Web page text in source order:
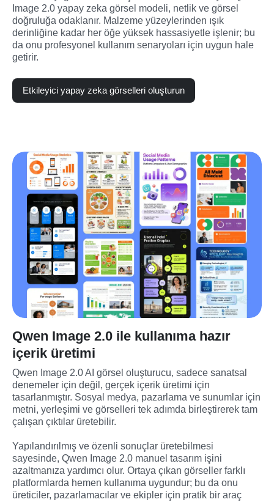
Image 2.0 yapay zeka görsel modeli, netlik ve görsel
doğruluğa odaklanır. Malzeme yüzeylerinden ışık
derinliğine kadar her öğe yüksek hassasiyetle işlenir; bu
da onu profesyonel kullanım senaryoları için uygun hale
getirir.
Etkileyici yapay zeka görselleri oluşturun
Qwen Image 2.0 ile kullanıma hazır
içerik üretimi
Qwen Image 2.0 AI görsel oluşturucu, sadece sanatsal
denemeler için değil, gerçek içerik üretimi için
tasarlanmıştır. Sosyal medya, pazarlama ve sunumlar için
metni, yerleşimi ve görselleri tek adımda birleştirerek tam
çalışan çıktılar üretebilir.
Yapılandırılmış ve özenli sonuçlar üretebilmesi
sayesinde, Qwen Image 2.0 manuel tasarım işini
azaltmanıza yardımcı olur. Ortaya çıkan görseller farklı
platformlarda hemen kullanıma uygundur; bu da onu
üreticiler, pazarlamacılar ve ekipler için pratik bir araç